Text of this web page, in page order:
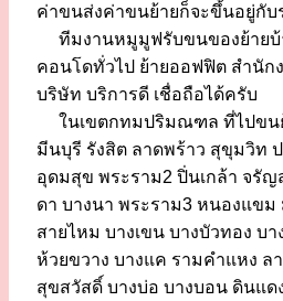
ค่าขนส่งค่าขนย้ายก็จะขึ้นอยู่กับ
ทีมงานหมูมูฟรับขนของย้ายบ้
คอนโดทั่วไป ย้ายออฟฟิต สำนัก
บริษัท บริการดี เชื่อถือได้ครับ
ในเขตกทมปริมณฑล ที่ไปขน
มีนบุรี รังสิต ลาดพร้าว สุขุมวิท
อุดมสุข พระราม2 ปิ่นเกล้า จรัญ
ดา บางนา พระราม3 หนองแขม
สายไหม บางเขน บางบัวทอง บ
ห้วยขวาง บางแค รามคำแหง ล
สุขสวัสดิ์ บางบ่อ บางบอน ดินแ